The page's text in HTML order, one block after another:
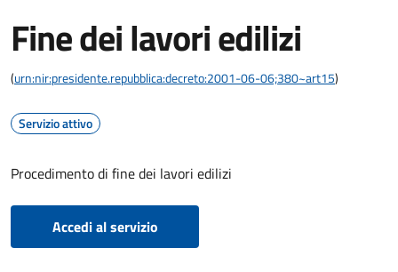
Fine dei lavori edilizi
(urn:nir:presidente.repubblica:decreto:2001-06-06;380~art15)
Servizio attivo
Procedimento di fine dei lavori edilizi
Accedi al servizio